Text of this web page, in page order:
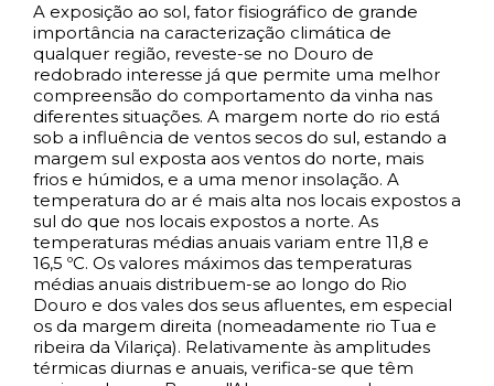
A exposição ao sol, fator fisiográfico de grande
importância na caracterização climática de
qualquer região, reveste-se no Douro de
redobrado interesse já que permite uma melhor
compreensão do comportamento da vinha nas
diferentes situações. A margem norte do rio está
sob a influência de ventos secos do sul, estando a
margem sul exposta aos ventos do norte, mais
frios e húmidos, e a uma menor insolação. A
temperatura do ar é mais alta nos locais expostos a
sul do que nos locais expostos a norte. As
temperaturas médias anuais variam entre 11,8 e
16,5 ºC. Os valores máximos das temperaturas
médias anuais distribuem-se ao longo do Rio
Douro e dos vales dos seus afluentes, em especial
os da margem direita (nomeadamente rio Tua e
ribeira da Vilariça). Relativamente às amplitudes
térmicas diurnas e anuais, verifica-se que têm